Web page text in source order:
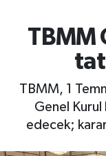
TBMM
TBMM, 1
Genel Kurul
edecek;